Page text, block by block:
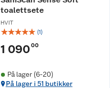
toalettsete
HVIT
☆☆☆☆☆ (1)
1 09000
På lager (6-20)
På lager i 51 butikker